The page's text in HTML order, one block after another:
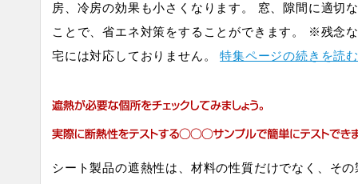
房、冷房の効果も小さくなります。 窓、隙間に適切
ことで、省エネ対策をすることができます。 ※残念
宅には対応しておりません。特集ページの続きを読
シート製品の遮熱性は、材料の性質だけでなく、そ